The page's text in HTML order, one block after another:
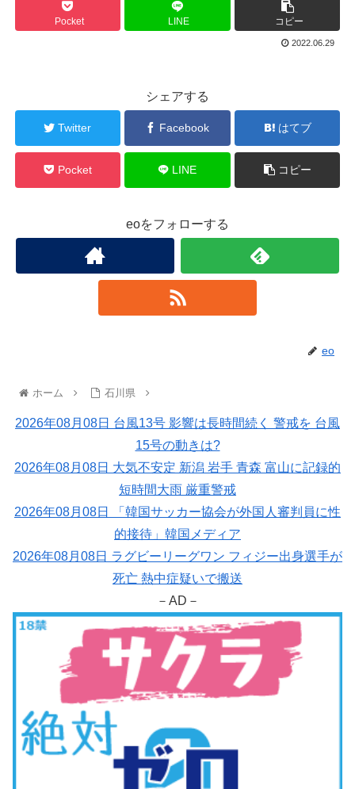
Pocket LINE コピー
2022.06.29
シェアする
Twitter Facebook はてブ
Pocket LINE コピー
eoをフォローする
eo
ホーム 石川県
2026年08月08日 台風13号 影響は長時間続く 警戒を 台風
15号の動きは?
2026年08月08日 大気不安定 新潟 岩手 青森 富山に記録的
短時間大雨 厳重警戒
2026年08月08日 「韓国サッカー協会が外国人審判員に性
的接待」韓国メディア
2026年08月08日 ラグビーリーグワン フィジー出身選手が
死亡 熱中症疑いで搬送
－AD－